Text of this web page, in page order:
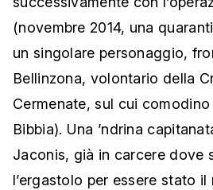
(novembre 2014, una
un singolare personaggio,
Bellinzona, volontario della
Cermenate, sul cui
Bibbia). Una ’ndrina
Jaconis, già in carcere dove
l’ergastolo per essere stato il